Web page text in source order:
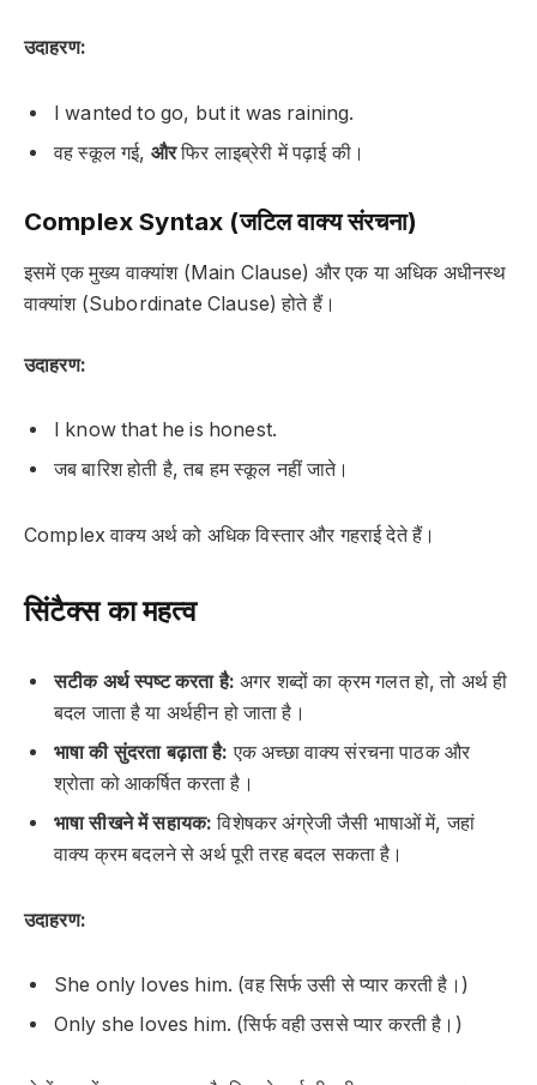
उदाहरण:
I wanted to go, but it was raining.
वह स्कूल गई, औरफिर लाइब्रेरी में पढ़ाई की।
Complex Syntax (जटिल वाक्य संरचना)
इसमें एक मुख्य वाक्यांश (Main Clause) और एक या अधिक अधीनस्थ
वाक्यांश (Subordinate Clause) होते हैं।
उदाहरण:
I knowthat he is honest.
जब बारिश होती है, तब हम स्कूल नहीं जाते।
Complex वाक्य अर्थ को अधिक विस्तार और गहराई देते हैं।
सिंटैक्स का महत्व
सटीक अर्थ स्पष्ट करता है: अगर शब्दों का क्रम गलत हो, तो अर्थ ही
बदल जाता है या अर्थहीन हो जाता है।
भाषा की सुंदरता बढ़ाता है: एक अच्छा वाक्य संरचना पाठक और
श्रोता को आकर्षित करता है।
भाषा सीखने में सहायक: विशेषकर अंग्रेजी जैसी भाषाओं में, जहां
वाक्य क्रम बदलने से अर्थ पूरी तरह बदल सकता है।
उदाहरण:
She only loves him. (वह सिर्फ उसी से प्यार करती है।)
Only she loves him. (सिर्फ वही उससे प्यार करती है।)